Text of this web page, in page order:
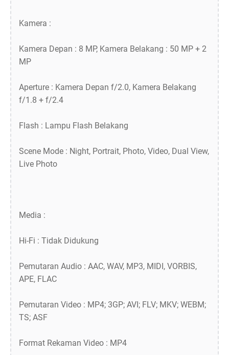
Kamera :
Kamera Depan : 8 MP, Kamera Belakang : 50 MP + 2
MP
Aperture : Kamera Depan f/2.0, Kamera Belakang
f/1.8 + f/2.4
Flash : Lampu Flash Belakang
Scene Mode : Night, Portrait, Photo, Video, Dual View,
Live Photo
Media :
Hi-Fi : Tidak Didukung
Pemutaran Audio : AAC, WAV, MP3, MIDI, VORBIS,
APE, FLAC
Pemutaran Video : MP4; 3GP; AVI; FLV; MKV; WEBM;
TS; ASF
Format Rekaman Video : MP4